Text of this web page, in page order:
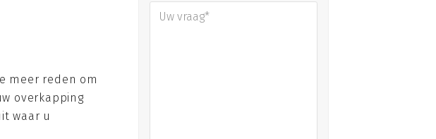
meer reden om
overkapping
waar u